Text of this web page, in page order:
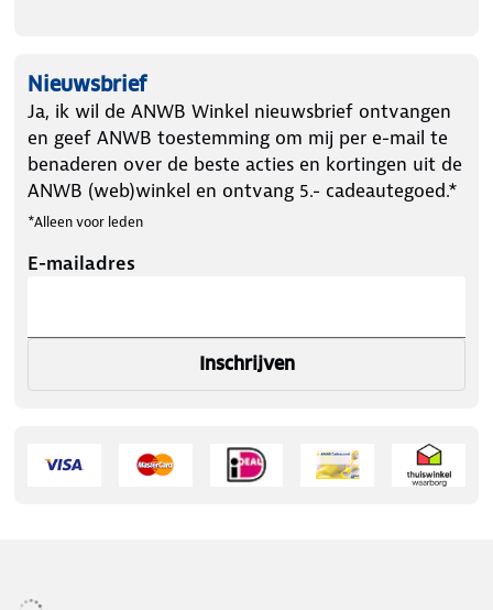
Nieuwsbrief
Ja, ik wil de ANWB Winkel nieuwsbrief ontvangen
en geef ANWB toestemming om mij per e-mail te
benaderen over de beste acties en kortingen uit de
ANWB (web)winkel en ontvang 5.- cadeautegoed.*
*Alleen voor leden
E-mailadres
Inschrijven